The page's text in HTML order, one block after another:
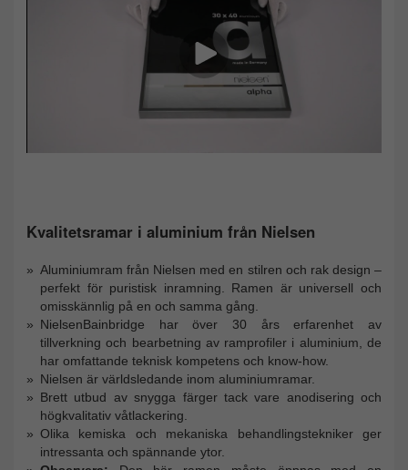
Kvalitetsramar i aluminium från Nielsen
Aluminiumram från Nielsen med en stilren och rak design –
perfekt för puristisk inramning. Ramen är universell och
omisskännlig på en och samma gång.
NielsenBainbridge har över 30 års erfarenhet av
tillverkning och bearbetning av ramprofiler i aluminium, de
har omfattande teknisk kompetens och know-how.
Nielsen är världsledande inom aluminiumramar.
Brett utbud av snygga färger tack vare anodisering och
högkvalitativ våtlackering.
Olika kemiska och mekaniska behandlingstekniker ger
intressanta och spännande ytor.